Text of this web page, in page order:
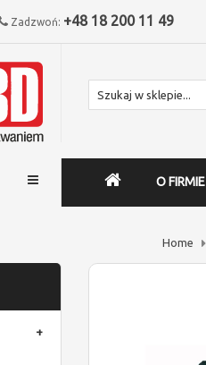
Zadzwoń: +48 18 200 11 49
O FIRMIE
Home